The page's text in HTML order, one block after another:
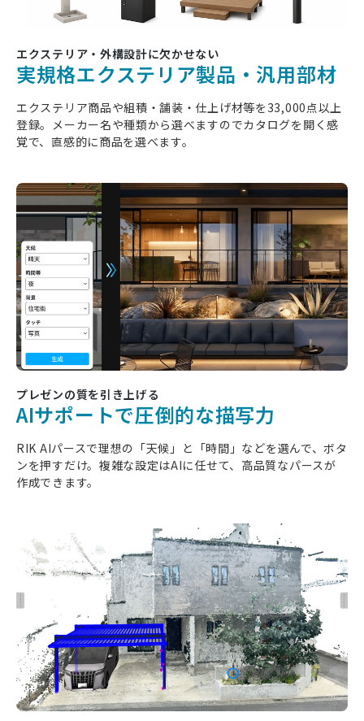
エクステリア・外構設計に欠かせない
実規格エクステリア製品・汎用部材
エクステリア商品や組積・舗装・仕上げ材等を33,000点以上
登録。メーカー名や種類から選べますのでカタログを開く感
覚で、直感的に商品を選べます。
プレゼンの質を引き上げる
AIサポートで圧倒的な描写力
RIK AIパースで理想の「天候」と「時間」などを選んで、ボタ
ンを押すだけ。複雑な設定はAIに任せて、高品質なパースが
作成できます。